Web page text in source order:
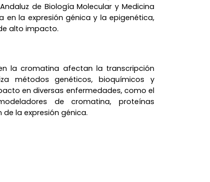
de Biología Molecular y Medicina
en la expresión génica y la epigenética,
alto impacto.
la cromatina afectan la transcripción
métodos genéticos, bioquímicos y
en diversas enfermedades, como el
de cromatina, proteínas
la expresión génica.